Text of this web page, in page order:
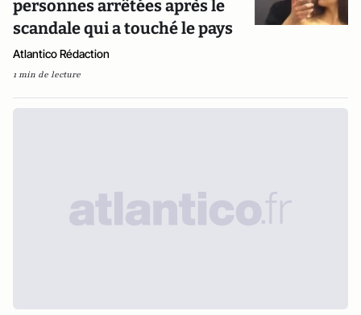
personnes arrêtées après le
scandale qui a touché le pays
Atlantico Rédaction
1 min de lecture